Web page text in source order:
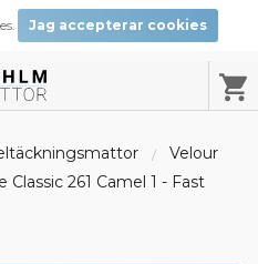
Jag accepterar cookies
Velour
261 Camel 1 - Fast